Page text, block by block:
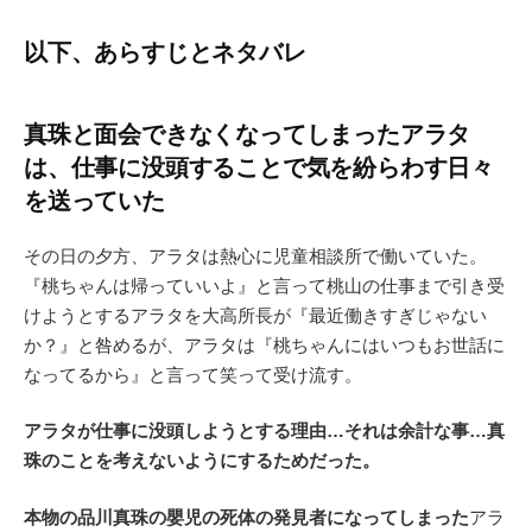
以下、あらすじとネタバレ
真珠と面会できなくなってしまったアラタ
は、仕事に没頭することで気を紛らわす日々
を送っていた
その日の夕方、アラタは熱心に児童相談所で働いていた。
『桃ちゃんは帰っていいよ』と言って桃山の仕事まで引き受
けようとするアラタを大高所長が『最近働きすぎじゃない
か？』と咎めるが、アラタは『桃ちゃんにはいつもお世話に
なってるから』と言って笑って受け流す。
アラタが仕事に没頭しようとする理由…それは余計な事…真
珠のことを考えないようにするためだった。
本物の品川真珠の嬰児の死体の発見者になってしまったアラ